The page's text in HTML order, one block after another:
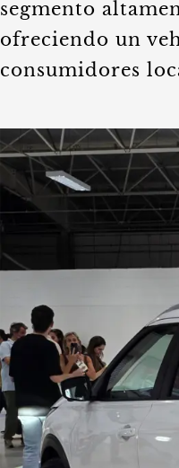
segmento
ofreciendo un
consumidores